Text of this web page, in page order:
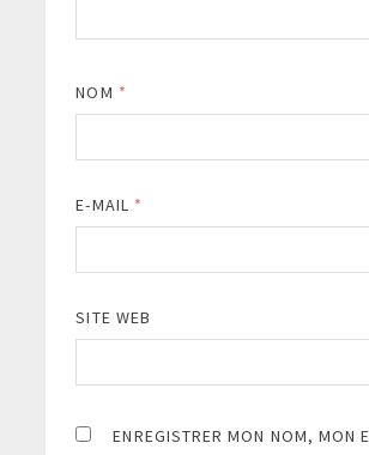
NOM *
E-MAIL *
SITE WEB
ENREGISTRER MON NOM, MON